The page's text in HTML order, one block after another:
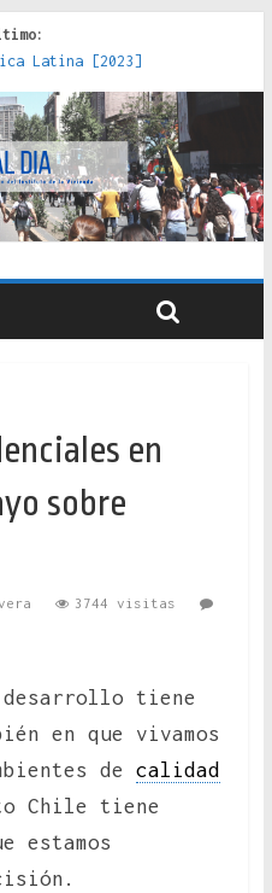
Latina [2023]
de los Estados :
[2022]
acero : hacia una teoría
[2020]
adecuada [2019]
del Seguro Obrero en
[2014]
en
sobre
3744 visitas
tiene
en que vivamos
de calidad
Chile tiene
estamos